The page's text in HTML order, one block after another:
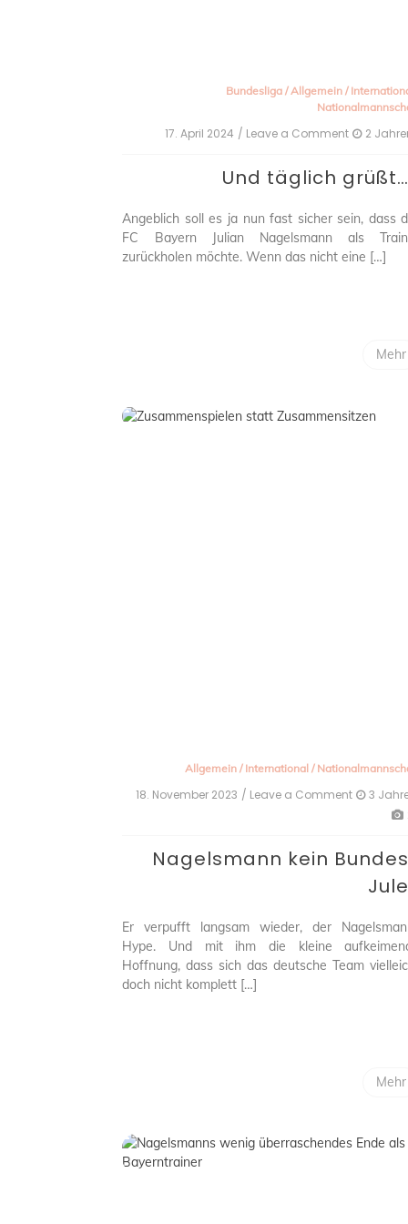
Bundesliga / Allgemein /
17. April 2024 / Leave a Comment on
grüßt…?
2
Und täglich
Angeblich soll es ja nun fast sicher sein, dass
FC Bayern Julian Nagelsmann als
zurückholen möchte. Wenn das nicht eine […]
Mehr
Allgemein / International /
18. November 2023 / Leave a Comment on
Jule?
3
Nagelsmann kein
Er verpufft langsam wieder, der
Hype. Und mit ihm die kleine
Hoffnung, dass sich das deutsche Team
doch nicht komplett […]
Mehr